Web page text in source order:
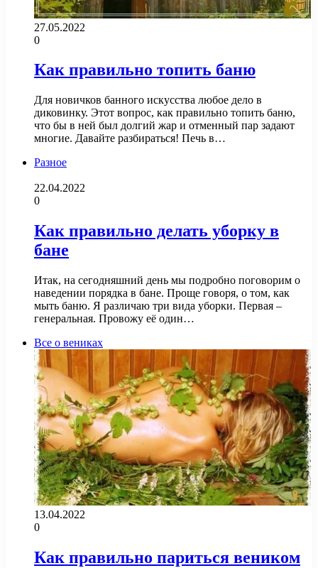
27.05.2022
0
Как правильно топить баню
Для новичков банного искусства любое дело в
диковинку. Этот вопрос, как правильно топить баню,
что бы в ней был долгий жар и отменный пар задают
многие. Давайте разбираться! Печь в…
Разное
22.04.2022
0
Как правильно делать уборку в
бане
Итак, на сегодняшний день мы подробно поговорим о
наведении порядка в бане. Проще говоря, о том, как
мыть баню. Я различаю три вида уборки. Первая –
генеральная. Провожу её один…
Все о вениках
13.04.2022
0
Как правильно париться веником